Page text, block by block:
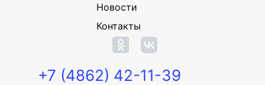
Новости
Контакты
+7 (4862) 42-11-39